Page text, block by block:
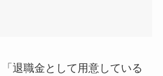
「退職金として用意している